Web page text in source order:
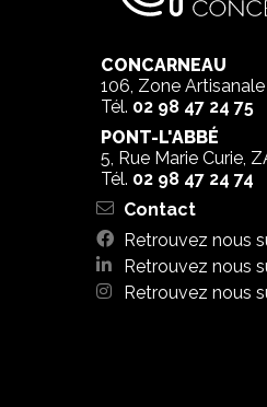
CONCARNEAU
106, Zone
Tél. 02 98 47 24 75
PONT-L'ABBÉ
5, Rue Marie Curie,
Tél. 02 98 47 24 74
Contact
Retrouvez nous
Retrouvez nous
Retrouvez nous